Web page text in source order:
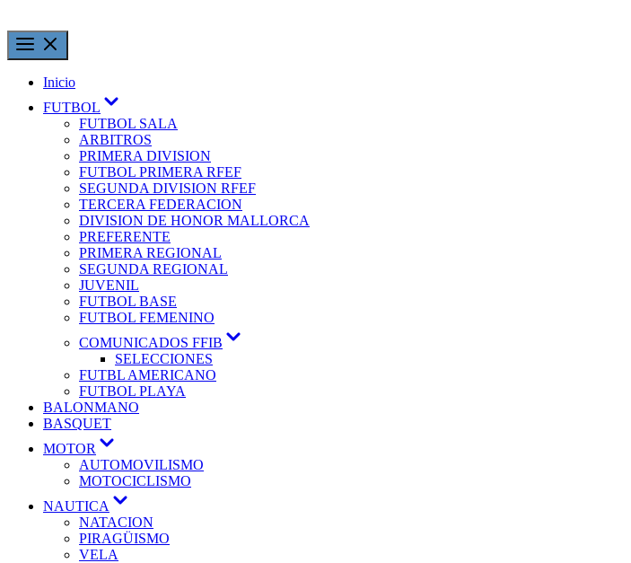
Inicio
FUTBOL
FUTBOL SALA
ARBITROS
PRIMERA DIVISION
FUTBOL PRIMERA RFEF
SEGUNDA DIVISION RFEF
TERCERA FEDERACION
DIVISION DE HONOR MALLORCA
PREFERENTE
PRIMERA REGIONAL
SEGUNDA REGIONAL
JUVENIL
FUTBOL BASE
FUTBOL FEMENINO
COMUNICADOS FFIB
SELECCIONES
FUTBL AMERICANO
FUTBOL PLAYA
BALONMANO
BASQUET
MOTOR
AUTOMOVILISMO
MOTOCICLISMO
NAUTICA
NATACION
PIRAGÜISMO
VELA